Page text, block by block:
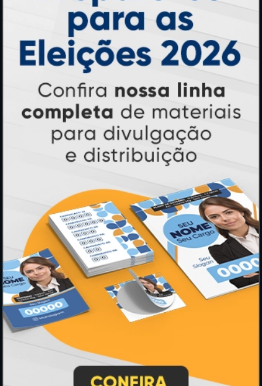
Central de Informações
GRÁFICA ATUAL CARD
Agente Oficial
Blog
Contato
Formas de Pagamento
Lista de Balcões
Lista de Preços
Sobre Nós
Termos de Uso
Relatório de Transparência e Igualdade
Salarial
INSTRUÇÕES
Inicio
Como Comprar
Como exportar em PDF/X1-a
Entrega 12 Horas